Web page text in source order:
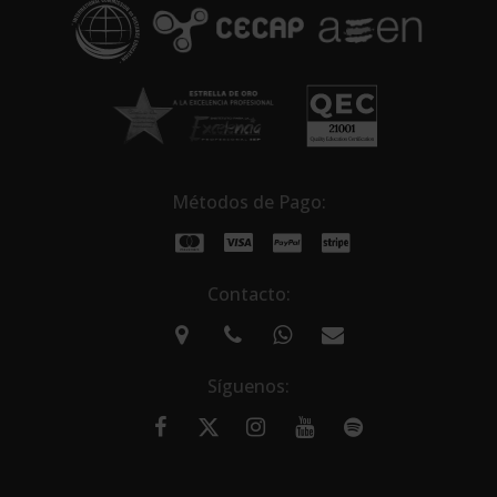
Métodos de Pago:
Contacto:
Síguenos: